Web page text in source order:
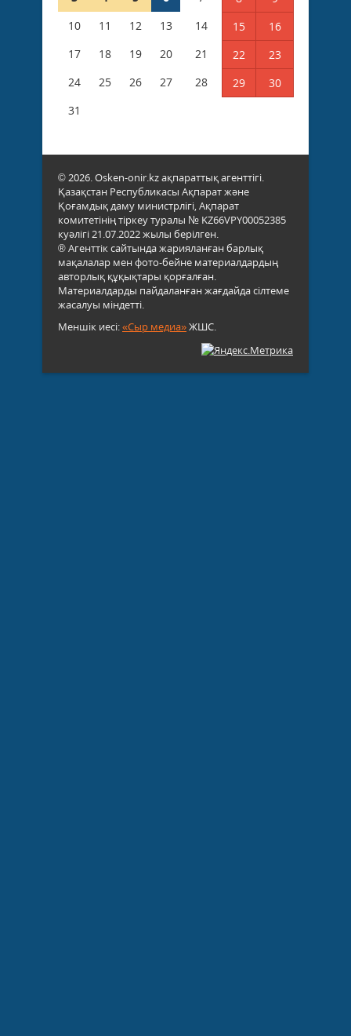
10
11 12 13 14 15
16
17
18 19 20 21 22
23
24
25 26 27 28 29
30
31
© 2026. Osken-onir.kz ақпараттық агенттігі.
Қазақстан Республикасы Ақпарат және
Қоғамдық даму министрлігі, Ақпарат
комитетінің тіркеу туралы № KZ66VPY00052385
куәлігі 21.07.2022 жылы берілген.
® Агенттік сайтында жарияланған барлық
мақалалар мен фото-бейне материалдардың
авторлық құқықтары қорғалған.
Материалдарды пайдаланған жағдайда сілтеме
жасалуы міндетті.
Меншік иесі:«Сыр медиа»ЖШС.